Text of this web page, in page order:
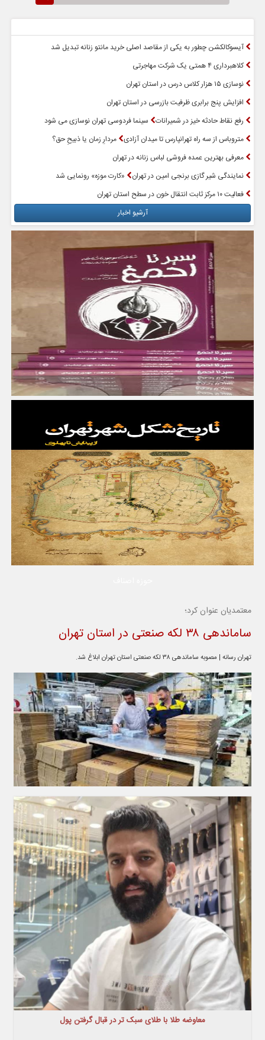
آیسوکالکشن چطور به یکی از مقاصد اصلی خرید مانتو زنانه تبدیل شد
کلاهبرداری ۴ همتی یک شرکت مهاجرتی
نوسازی ۱۵ هزار کلاس درس در استان تهران
افزایش پنج برابری ظرفیت بازرسی در استان تهران
رفع نقاط حادثه خیز در شمیرانات
سینما فردوسی تهران نوسازی می شود
متروباس از سه راه تهرانپارس تا میدان آزادی مردارِ زمان یا ذبیحِ حق؟
معرفی بهترین عمده فروشی لباس زنانه در تهران
نمایندگی شیر گازی برنجی امین در تهران
«کارت موزه» رونمایی شد
فعالیت ۱۰ مرکز ثابت انتقال خون در سطح استان تهران
آرشیو اخبار
معتمدیان عنوان کرد؛
ساماندهی ۳۸ لکه صنعتی در استان تهران
تهران رسانه | مصوبه ساماندهی ۳۸ لکه صنعتی استان تهران ابلاغ شد.
معاوضه طلا با طلای سبک تر در قبال گرفتن پول